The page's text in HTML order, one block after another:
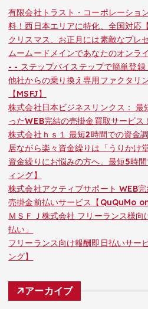
有限会社トラスト・コーポレーショ
料！西日本エリアに特化、全国対応
クリスマス、お正月には素敵なプレ
ムームードメインであなたのオンラ
- - ステップバイステップで簡単登録
他社からの乗り換え専用ファクタリ
【MSFJ】
株式会社日本ビジネスリンクス： 最
ったWEB完結の売掛金買取サービス
株式会社ｈｓ１ 最短2時間での資金
居ながら楽々資金繰りは「うりかけ堂
資金繰りにお悩みの方へ、最短5時
ィング】
株式会社アクティブサポート WEB
売掛金前払いサービス【QuQuMo
ＭＳＦＪ株式会社 フリーランス様
払い」
フリーランス向け報酬即日払いサー
ング】
アーカイブ